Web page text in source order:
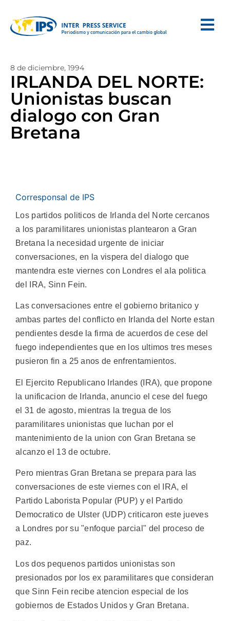
8 de diciembre, 1994
IRLANDA DEL NORTE:
Unionistas buscan
dialogo con Gran
Bretana
Corresponsal de IPS
Los partidos politicos de Irlanda del Norte cercanos
a los paramilitares unionistas plantearon a Gran
Bretana la necesidad urgente de iniciar
conversaciones, en la vispera del dialogo que
mantendra este viernes con Londres el ala politica
del IRA, Sinn Fein.
Las conversaciones entre el gobierno britanico y
ambas partes del conflicto en Irlanda del Norte estan
pendientes desde la firma de acuerdos de cese del
fuego independientes que en los ultimos tres meses
pusieron fin a 25 anos de enfrentamientos.
El Ejercito Republicano Irlandes (IRA), que propone
la unificacion de Irlanda, anuncio el cese del fuego
el 31 de agosto, mientras la tregua de los
paramilitares unionistas que luchan por el
mantenimiento de la union con Gran Bretana se
alcanzo el 13 de octubre.
Pero mientras Gran Bretana se prepara para las
conversaciones de este viernes con el IRA, el
Partido Laborista Popular (PUP) y el Partido
Democratico de Ulster (UDP) criticaron este jueves
a Londres por su "enfoque parcial" del proceso de
paz.
Los dos pequenos partidos unionistas son
presionados por los ex paramilitares que consideran
que Sinn Fein recibe atencion especial de los
gobiernos de Estados Unidos y Gran Bretana.